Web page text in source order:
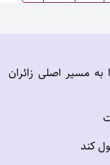
به مسیر اصلی زائران
کند